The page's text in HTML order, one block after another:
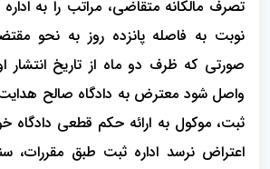
تصرف مالکانه متقاضی، مراتب را به
نوبت به فاصله پانزده روز به نحو
صورتی که ظرف دو ماه از تاریخ انتشار
واصل شود معترض به دادگاه صالح
ثبت، موکول به ارائه حکم قطعی دادگاه
اعتراض نرسد اداره ثبت طبق مقررات،